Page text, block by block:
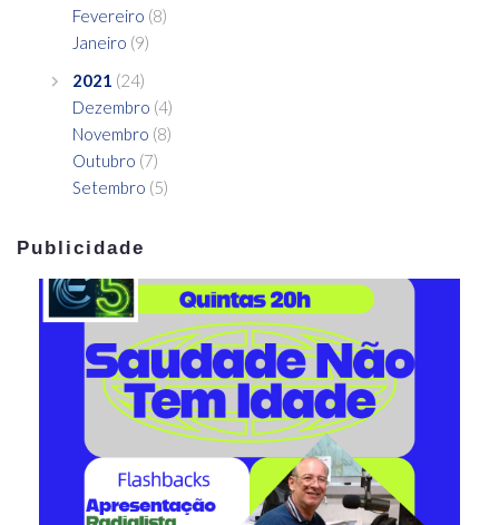
Fevereiro (8)
Janeiro (9)
2021 (24)
Dezembro (4)
Novembro (8)
Outubro (7)
Setembro (5)
Publicidade